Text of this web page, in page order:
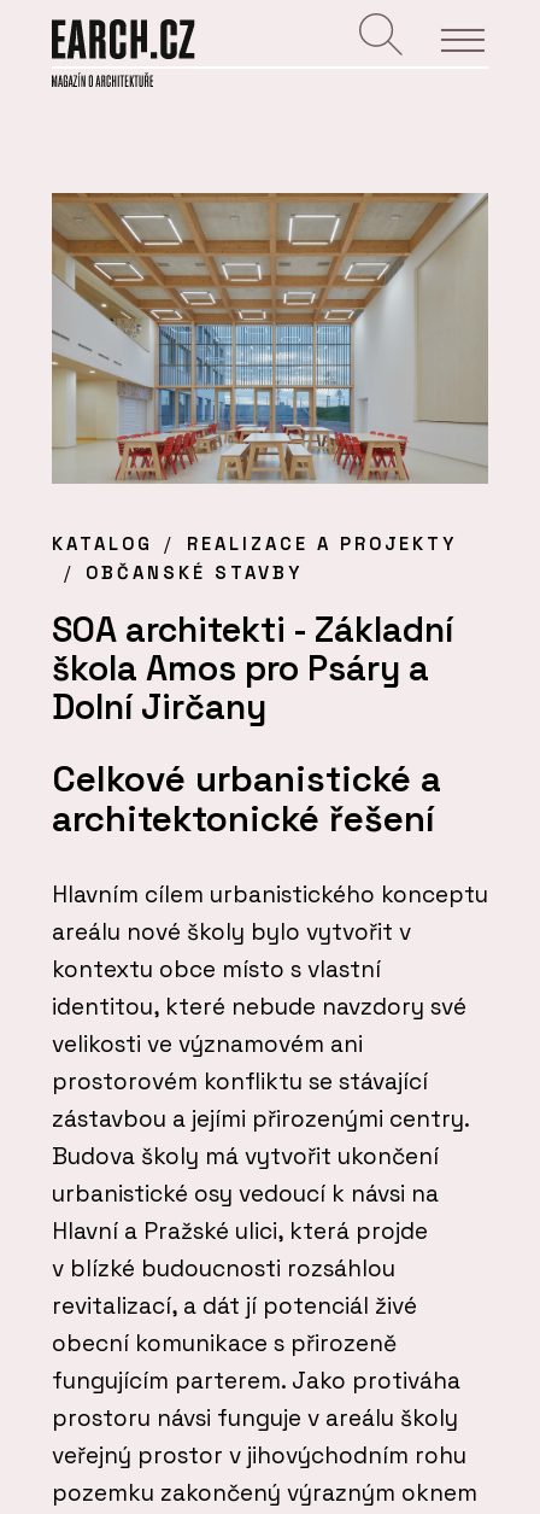
KATALOG
REALIZACE A PROJEKTY
OBČANSKÉ STAVBY
SOA architekti - Základní
škola Amos pro Psáry a
Dolní Jirčany
Celkové urbanistické a
architektonické řešení
Hlavním cílem urbanistického konceptu
areálu nové školy bylo vytvořit v
kontextu obce místo s vlastní
identitou, které nebude navzdory své
velikosti ve významovém ani
prostorovém konfliktu se stávající
zástavbou a jejími přirozenými centry.
Budova školy má vytvořit ukončení
urbanistické osy vedoucí k návsi na
Hlavní a Pražské ulici, která projde
v blízké budoucnosti rozsáhlou
revitalizací, a dát jí potenciál živé
obecní komunikace s přirozeně
fungujícím parterem. Jako protiváha
prostoru návsi funguje v areálu školy
veřejný prostor v jihovýchodním rohu
pozemku zakončený výrazným oknem